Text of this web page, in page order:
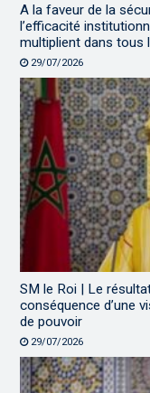
A la faveur de la
l’efficacité
multiplient dans tous
29/07/2026
SM le Roi | Le
conséquence d’une
de pouvoir
29/07/2026